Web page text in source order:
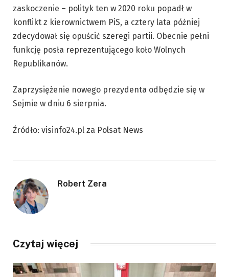
zaskoczenie – polityk ten w 2020 roku popadł w
konflikt z kierownictwem PiS, a cztery lata później
zdecydował się opuścić szeregi partii. Obecnie pełni
funkcję posła reprezentującego koło Wolnych
Republikanów.
Zaprzysiężenie nowego prezydenta odbędzie się w
Sejmie w dniu 6 sierpnia.
Źródło: visinfo24.pl za Polsat News
Robert Zera
Czytaj więcej